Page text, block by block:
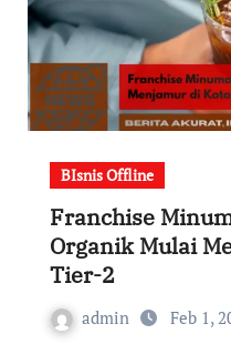
BIsnis Offline
Franchise
Organik Mulai
Tier-2
admin Feb 1,